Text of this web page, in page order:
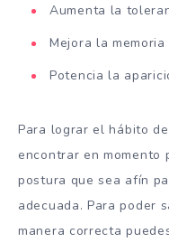
Aumenta la
Mejora la
Potencia la
Para lograr el hábito
encontrar en
postura que sea afín
adecuada. Para poder
manera correcta